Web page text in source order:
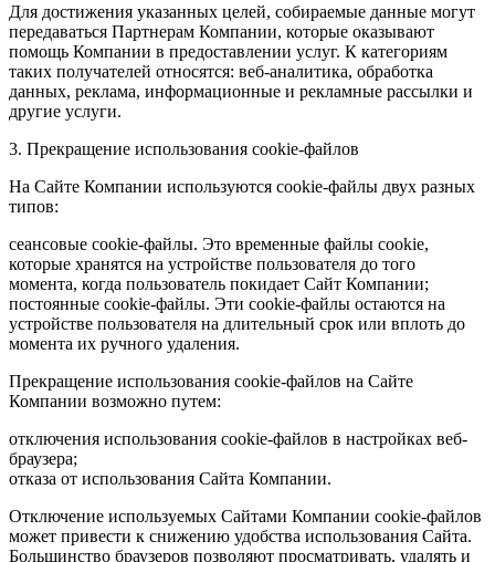
Для достижения указанных целей, собираемые данные могут
передаваться Партнерам Компании, которые оказывают
помощь Компании в предоставлении услуг. К категориям
таких получателей относятся: веб-аналитика, обработка
данных, реклама, информационные и рекламные рассылки и
другие услуги.
3. Прекращение использования cookie-файлов
На Сайте Компании используются cookie-файлы двух разных
типов:
сеансовые cookie-файлы. Это временные файлы cookie,
которые хранятся на устройстве пользователя до того
момента, когда пользователь покидает Сайт Компании;
постоянные cookie-файлы. Эти cookie-файлы остаются на
устройстве пользователя на длительный срок или вплоть до
момента их ручного удаления.
Прекращение использования cookie-файлов на Сайте
Компании возможно путем:
отключения использования cookie-файлов в настройках веб-
браузера;
отказа от использования Сайта Компании.
Отключение используемых Сайтами Компании cookie-файлов
может привести к снижению удобства использования Сайта.
Большинство браузеров позволяют просматривать, удалять и